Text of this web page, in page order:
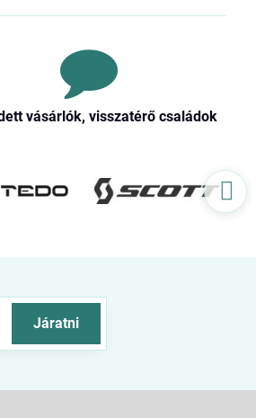
vásárlók, visszatérő családok
Járatni